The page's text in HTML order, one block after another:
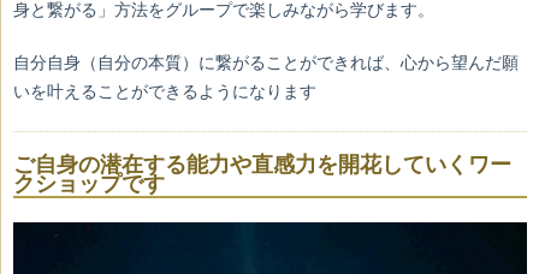
身と繋がる」方法をグループで楽しみながら学びます。
自分自身（自分の本質）に繋がることができれば、心から望んだ願
いを叶えることができるようになります
ご自身の潜在する能力や直感力を開花していくワー
クショップです